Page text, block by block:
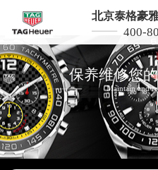
北京泰格豪
400-
保养维修您
Maintain and
2026年6月泰格豪雅北京市售
2026年6月北京市泰格豪雅官